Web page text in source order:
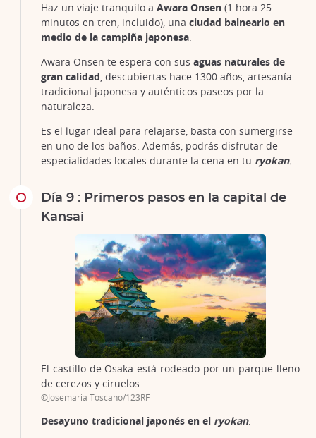
Haz un viaje tranquilo a Awara Onsen (1 hora 25
minutos en tren, incluido), una ciudad balneario en
medio de la campiña japonesa.
Awara Onsen te espera con sus aguas naturales de
gran calidad, descubiertas hace 1300 años, artesanía
tradicional japonesa y auténticos paseos por la
naturaleza.
Es el lugar ideal para relajarse, basta con sumergirse
en uno de los baños. Además, podrás disfrutar de
especialidades locales durante la cena en tu ryokan.
Día 9 : Primeros pasos en la capital de
Kansai
El castillo de Osaka está rodeado por un parque lleno
de cerezos y ciruelos
©Josemaria Toscano/123RF
Desayuno tradicional japonés en el ryokan.